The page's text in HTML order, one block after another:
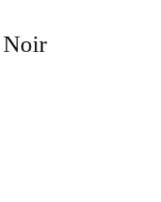
Noir